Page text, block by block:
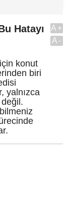
Hatayı
konut
biri
yalnızca
değil.
A+
A-